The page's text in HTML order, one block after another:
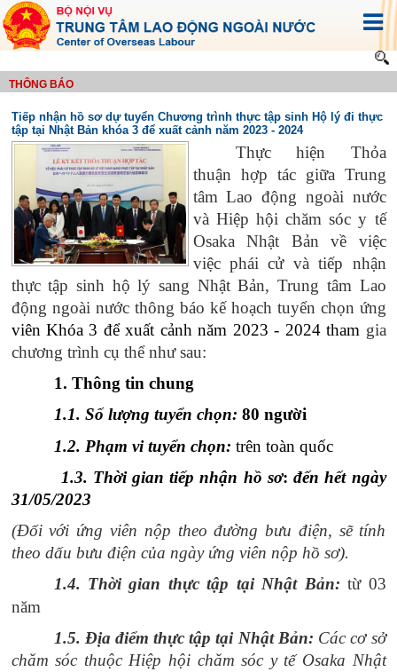
THÔNG BÁO
Tiếp nhận hồ sơ dự tuyển Chương trình thực tập sinh Hộ lý đi thực
tập tại Nhật Bản khóa 3 để xuất cảnh năm 2023 - 2024
Thực hiện Thỏa
thuận hợp tác giữa Trung
tâm Lao động ngoài nước
và Hiệp hội chăm sóc y tế
Osaka Nhật Bản về việc
việc phái cử và tiếp nhận
thực tập sinh hộ lý sang Nhật Bản, Trung tâm Lao
động ngoài nước thông báo kế hoạch tuyển chọn ứng
viên Khóa 3 để xuất cảnh năm 2023 - 2024 tham gia
chương trình cụ thể như sau:
1. Thông tin chung
1.1. Số lượng tuyển chọn: 80 người
1.2. Phạm vi tuyển chọn: trên toàn quốc
1.3. Thời gian tiếp nhận hồ sơ:đến hết ngày
31/05/2023
(Đối với ứng viên nộp theo đường bưu điện, sẽ tính
theo dấu bưu điện của ngày ứng viên nộp hồ sơ).
1.4. Thời gian thực tập tại Nhật Bản: từ 03
năm
1.5. Địa điểm thực tập tại Nhật Bản: Các cơ sở
chăm sóc thuộc Hiệp hội chăm sóc y tế Osaka Nhật